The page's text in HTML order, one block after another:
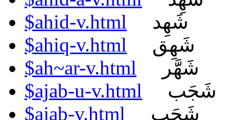
$ahid-v.html
شَهِد
$ahiq-v.html
شَهِق
$ah~ar-v.html
شَهَّر
$ajab-u-v.html
شَجَب
$ajab-v.html
شَجَب